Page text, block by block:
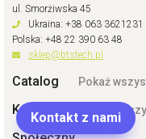
ul. Smorżiwska 45
Ukraina: +38 063 3621231
Polska: +48 22 390 63 48
sklep@btstech.pl
Catalog Pokaż
Kupujący Pokaż
Kontakt z nami